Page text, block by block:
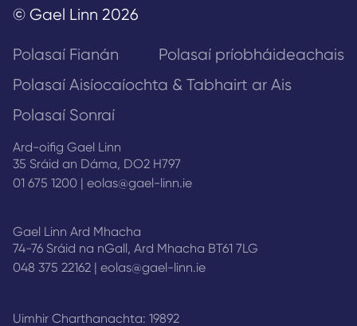
© Gael Linn 2026
Polasaí Fianán
Polasaí príobháideachais
Polasaí Aisíocaíochta & Tabhairt ar Ais
Polasaí Sonraí
Ard-oifig Gael Linn
35 Sráid an Dáma, DO2 H797
01 675 1200 | eolas@gael-linn.ie
Gael Linn Ard Mhacha
74-76 Sráid na nGall, Ard Mhacha BT61 7LG
048 375 22162 | eolas@gael-linn.ie
Uimhir Charthanachta: 19892